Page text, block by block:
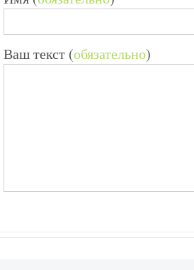
Ваш текст (обязательно)